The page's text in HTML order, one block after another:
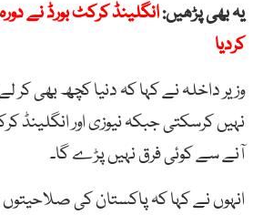
یہ بھی پڑھیں:انگلینڈ کرکٹ بورڈ نے
کردیا
وزیر داخلہ نے کہا کہ دنیا کچھ بھی کر
نہیں کرسکتی جبکہ نیوزی اور انگلینڈ
آنے سے کوئی فرق نہیں پڑے گا۔
انہوں نے کہا کہ پاکستان کی